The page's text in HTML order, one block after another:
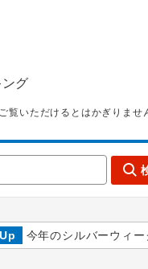
いただけるとはかぎりませ
今年のシルバーウィー